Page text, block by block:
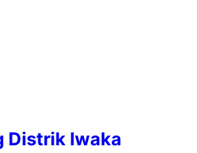
Distrik Iwaka